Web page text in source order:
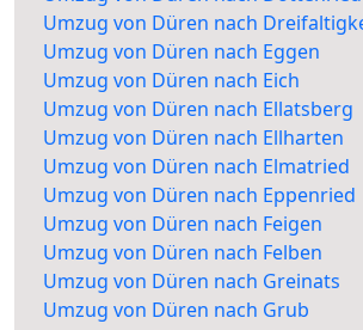
Umzug von Düren nach
Umzug von Düren nach Eggen
Umzug von Düren nach Eich
Umzug von Düren nach Ellatsberg
Umzug von Düren nach Ellharten
Umzug von Düren nach Elmatried
Umzug von Düren nach Eppenried
Umzug von Düren nach Feigen
Umzug von Düren nach Felben
Umzug von Düren nach Greinats
Umzug von Düren nach Grub